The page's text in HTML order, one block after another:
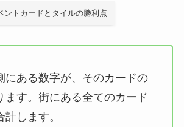
ントカードとタイルの勝利点
にある数字が、そのカードの
ます。街にある全てのカード
します。